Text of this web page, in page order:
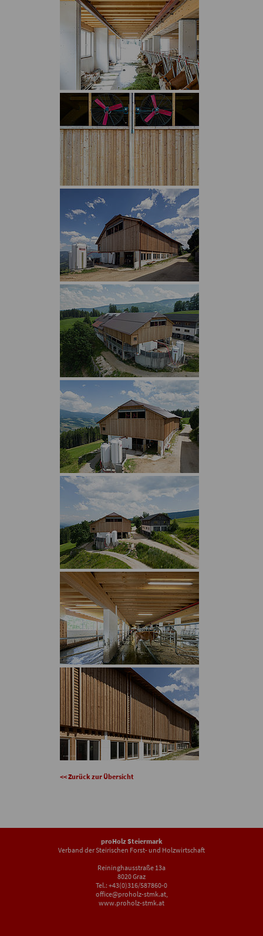
<< Zurück zur Übersicht
proHolz Steiermark
Verband der Steirischen Forst- und Holzwirtschaft
Reininghausstraße 13a
8020 Graz
Tel.: +43(0)316/587860-0
office@proholz-stmk.at,
www.proholz-stmk.at